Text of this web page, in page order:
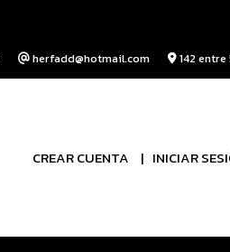
herfadd@hotmail.com 142
CREAR CUENTA INICIAR